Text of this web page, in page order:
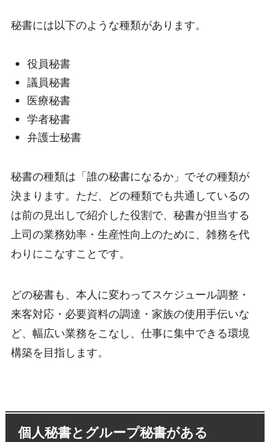
秘書には以下のような種類があります。
役員秘書
議員秘書
医療秘書
学者秘書
弁護士秘書
秘書の種類は「誰の秘書になるか」でその種類が
決まります。ただ、どの種類でも共通しているの
は前の見出しで紹介した役割で、秘書が担当する
上司の業務効率・生産性向上のために、雑務を代
わりにこなすことです。
どの秘書も、本人に変わってスケジュール調整・
来客対応・必要資料の調達・家族の使用手伝いな
ど、幅広い業務をこなし、仕事に集中できる環境
構築を目指します。
個人秘書とグループ秘書がある